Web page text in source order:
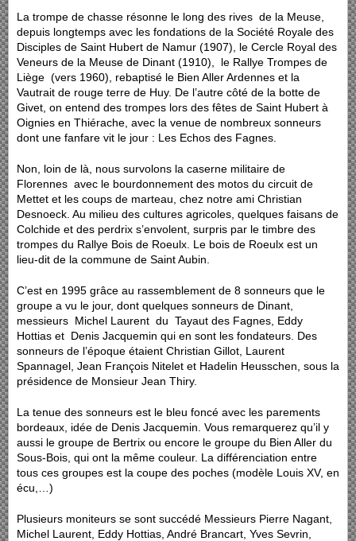
La trompe de chasse résonne le long des rives de la Meuse,
depuis longtemps avec les fondations de la Société Royale des
Disciples de Saint Hubert de Namur (1907), le Cercle Royal des
Veneurs de la Meuse de Dinant (1910), le Rallye Trompes de
Liège (vers 1960), rebaptisé le Bien Aller Ardennes et la
Vautrait de rouge terre de Huy. De l’autre côté de la botte de
Givet, on entend des trompes lors des fêtes de Saint Hubert à
Oignies en Thiérache, avec la venue de nombreux sonneurs
dont une fanfare vit le jour : Les Echos des Fagnes.
Non, loin de là, nous survolons la caserne militaire de
Florennes avec le bourdonnement des motos du circuit de
Mettet et les coups de marteau, chez notre ami Christian
Desnoeck . Au milieu des cultures agricoles, quelques faisans de
Colchide et des perdrix s’envolent, surpris par le timbre des
trompes du Rallye Bois de Roeulx. Le bois de Roeulx est un
lieu-dit de la commune de Saint Aubin.
C’est en 1995 grâce au rassemblement de 8 sonneurs que le
groupe a vu le jour, dont quelques sonneurs de Dinant,
messieurs Michel Laurent du Tayaut des Fagnes, Eddy
Hottias et Denis Jacquemin qui en sont les fondateurs. Des
sonneurs de l’époque étaient Christian Gillot, Laurent
Spannagel, Jean François Nitelet et Hadelin Heusschen, sous la
présidence de Monsieur Jean Thiry.
La tenue des sonneurs est le bleu foncé avec les parements
bordeaux, idée de Denis Jacquemin. Vous remarquerez qu’il y
aussi le groupe de Bertrix ou encore le groupe du Bien Aller du
Sous-Bois, qui ont la même couleur. La différenciation entre
tous ces groupes est la coupe des poches (modèle Louis XV, en
écu,…)
Plusieurs moniteurs se sont succédé Messieurs Pierre Nagant,
Michel Laurent, Eddy Hottias, André Brancart, Yves Sevrin,